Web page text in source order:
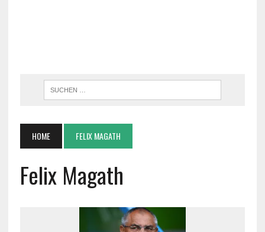
HOME FELIX MAGATH
Felix Magath